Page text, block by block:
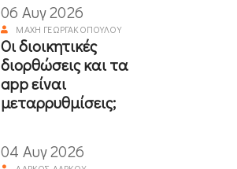
06 Αυγ 2026
ΜΆΧΗ ΓΕΩΡΓΑΚΟΠΟΎΛΟΥ
Οι διοικητικές
διορθώσεις και τα
app είναι
μεταρρυθμίσεις;
04 Αυγ 2026